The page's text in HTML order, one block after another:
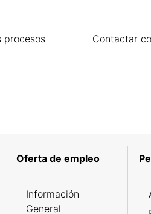
procesos
Contactar
Oferta de empleo
Información
General